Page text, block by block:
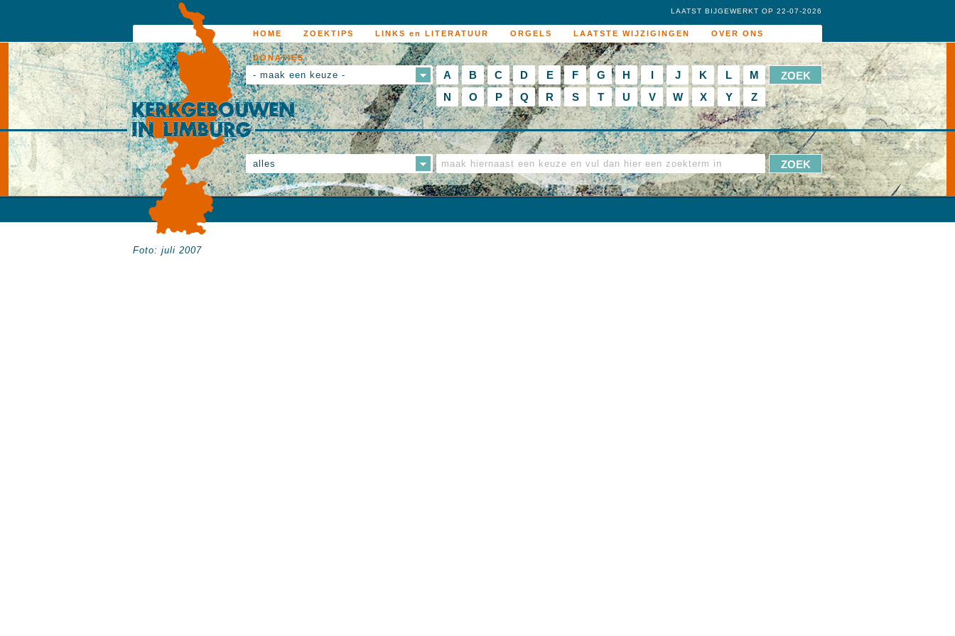
HOME ZOEKTIPS LINKS en LITERATUUR ORGELS LAATSTE WIJZIGINGEN OVER ONS
DONATIES
LAATST BIJGEWERKT OP 22-07-2026
- maak een keuze - A B C D E F G H I J K L
M
N
O P Q R S T U V W X Y Z
alles
Foto: juli 2007